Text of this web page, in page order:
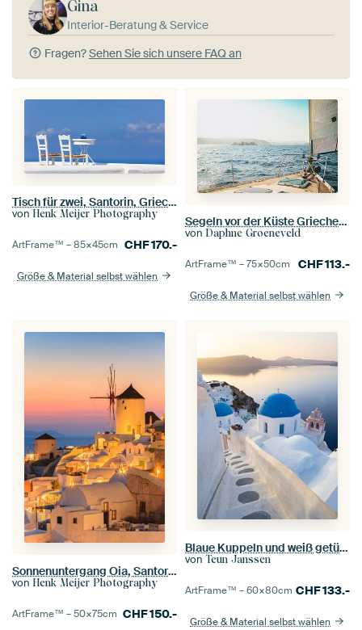
Gina
Interior-Beratung & Service
Fragen?Sehen Sie sich unsere FAQ an
Tisch für zwei, Santorin, Griechenland
von Henk Meijer Photography
ArtFrame™ –85×45cm CHF170.-
Größe & Material selbst wählen
Segeln vor der Küste Griechenlands
von Daphne Groeneveld
ArtFrame™ –75×50cm CHF113.-
Größe & Material selbst wählen
Sonnenuntergang Oia, Santorin, Griechenland
von Henk Meijer Photography
ArtFrame™ –50×75cm CHF150.-
Blaue Kuppeln und weiß getünchte Häuser auf der Insel Santorin | Reisefotografie Griechenland
von Teun Janssen
ArtFrame™ –60×80cm CHF133.-
Größe & Material selbst wählen